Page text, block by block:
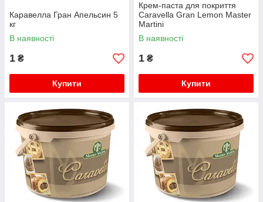
Каравелла Гран Апельсин 5
кг
В наявності
1 ₴
Купити
Крем-паста для покриття
Caravella Gran Lemon Master
Martini
В наявності
1 ₴
Купити